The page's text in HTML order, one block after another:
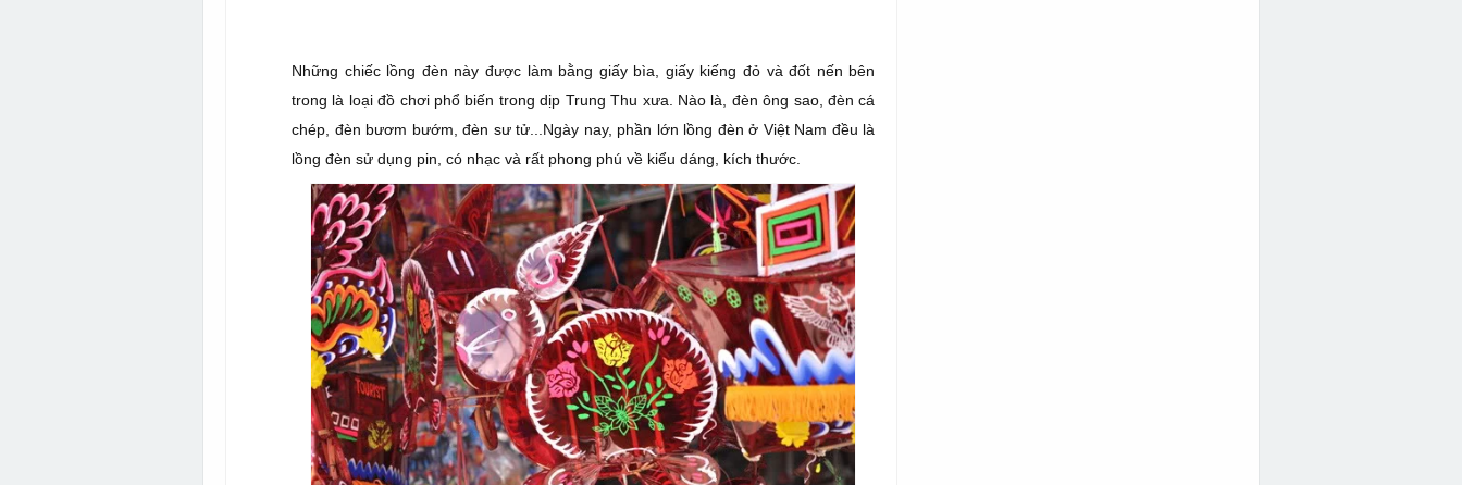
Những chiếc lồng đèn này được làm bằng giấy bìa, giấy kiếng đỏ và đốt nến bên
trong là loại đồ chơi phổ biến trong dịp Trung Thu xưa. Nào là, đèn ông sao, đèn cá
chép, đèn bươm bướm, đèn sư tử...Ngày nay, phần lớn lồng đèn ở Việt Nam đều là
lồng đèn sử dụng pin, có nhạc và rất phong phú về kiểu dáng, kích thước.